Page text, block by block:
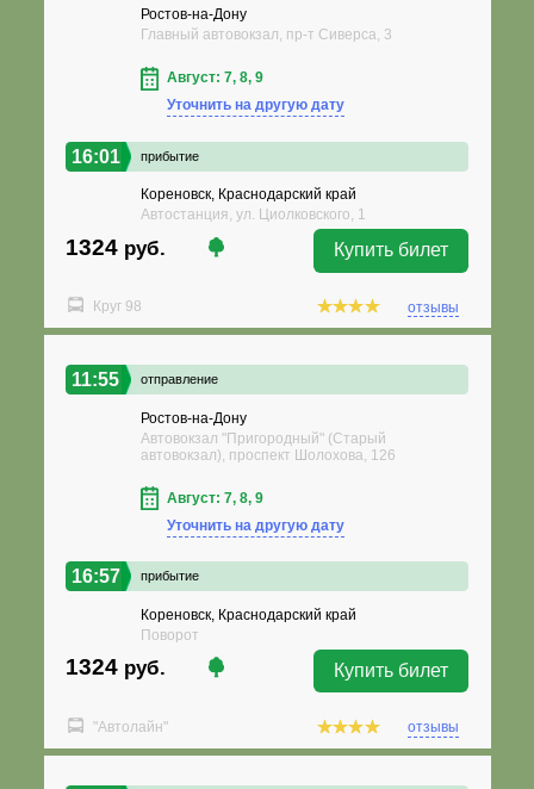
Ростов-на-Дону
Главный автовокзал, пр-т Сиверса, 3
Август: 7, 8, 9
Уточнить на другую дату
16:01 прибытие
Кореновск, Краснодарский край
Автостанция, ул. Циолковского, 1
1324 руб. Купить билет
Круг 98 отзывы
11:55 отправление
Ростов-на-Дону
Автовокзал "Пригородный" (Старый
автовокзал), проспект Шолохова, 126
Август: 7, 8, 9
Уточнить на другую дату
16:57 прибытие
Кореновск, Краснодарский край
Поворот
1324 руб. Купить билет
"Автолайн" отзывы